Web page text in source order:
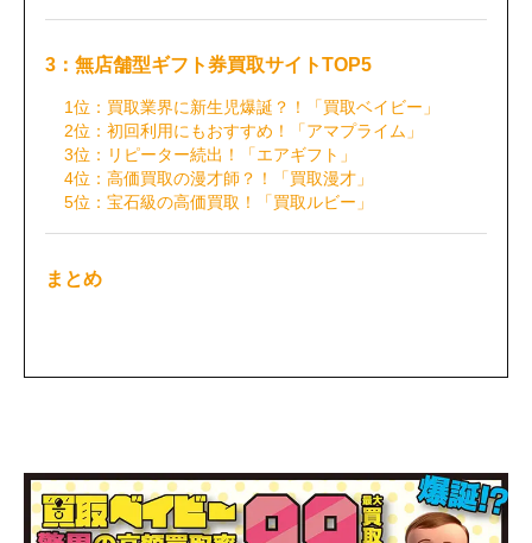
3：無店舗型ギフト券買取サイトTOP5
1位：買取業界に新生児爆誕？！「買取ベイビー」
2位：初回利用にもおすすめ！「アマプライム」
3位：リピーター続出！「エアギフト」
4位：高価買取の漫才師？！「買取漫才」
5位：宝石級の高価買取！「買取ルビー」
まとめ